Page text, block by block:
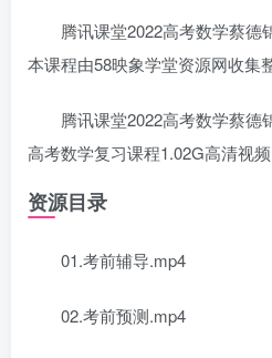
腾讯课堂2022高考数学蔡德
本课程由58映象学堂资源网收集整
腾讯课堂2022高考数学蔡德
高考数学复习课程1.02G高清视频
资源目录
01.考前辅导.mp4
02.考前预测.mp4